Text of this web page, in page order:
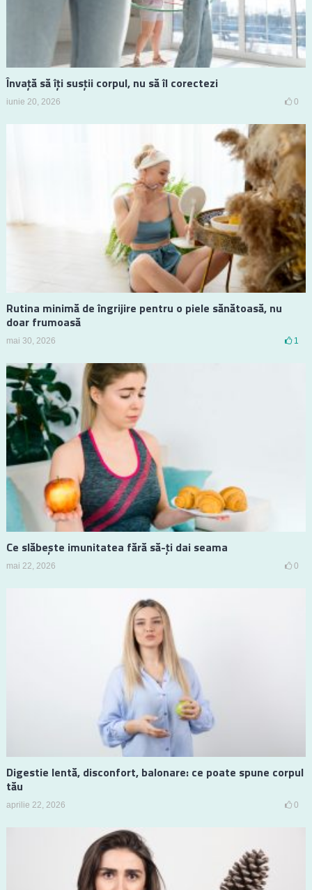
Învață să îți susții corpul, nu să îl corectezi
iunie 20, 2026 0
Rutina minimă de îngrijire pentru o piele sănătoasă, nu
doar frumoasă
mai 30, 2026 1
Ce slăbește imunitatea fără să-ți dai seama
mai 22, 2026 0
Digestie lentă, disconfort, balonare: ce poate spune corpul
tău
aprilie 22, 2026 0